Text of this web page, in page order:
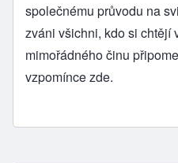
společnému průvodu na
zváni všichni, kdo si chtějí
mimořádného činu
vzpomíncezde.